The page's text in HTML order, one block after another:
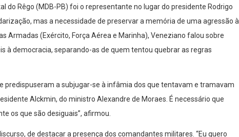
do Rêgo (MDB-PB) foi o representante no lugar do presidente Rodrigo
mas a necessidade de preservar a memória de uma agressão à
Armadas (Exército, Força Aérea e Marinha), Veneziano falou sobre
à democracia, separando-as de quem tentou quebrar as regras
predispuseram a subjugar-se à infâmia dos que tentavam e tramavam
Alckmin, do ministro Alexandre de Moraes. É necessário que
os que são desiguais”, afirmou.
de destacar a presença dos comandantes militares. “Eu quero